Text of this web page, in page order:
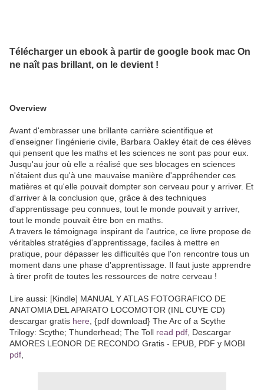
Télécharger un ebook à partir de google book mac On
ne naît pas brillant, on le devient !
Overview
Avant d'embrasser une brillante carrière scientifique et
d'enseigner l'ingénierie civile, Barbara Oakley était de ces élèves
qui pensent que les maths et les sciences ne sont pas pour eux.
Jusqu'au jour où elle a réalisé que ses blocages en sciences
n'étaient dus qu'à une mauvaise manière d'appréhender ces
matières et qu'elle pouvait dompter son cerveau pour y arriver. Et
d'arriver à la conclusion que, grâce à des techniques
d'apprentissage peu connues, tout le monde pouvait y arriver,
tout le monde pouvait être bon en maths.
A travers le témoignage inspirant de l'autrice, ce livre propose de
véritables stratégies d'apprentissage, faciles à mettre en
pratique, pour dépasser les difficultés que l'on rencontre tous un
moment dans une phase d'apprentissage. Il faut juste apprendre
à tirer profit de toutes les ressources de notre cerveau !
Lire aussi: [Kindle] MANUAL Y ATLAS FOTOGRAFICO DE
ANATOMIA DEL APARATO LOCOMOTOR (INL CUYE CD)
descargar gratis here , {pdf download} The Arc of a Scythe
Trilogy: Scythe; Thunderhead; The Toll read pdf , Descargar
AMORES LEONOR DE RECONDO Gratis - EPUB, PDF y MOBI
pdf